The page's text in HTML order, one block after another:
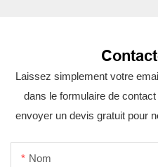
Laissez simplement votre
dans le formulaire de
envoyer un devis gratuit pour
Nom